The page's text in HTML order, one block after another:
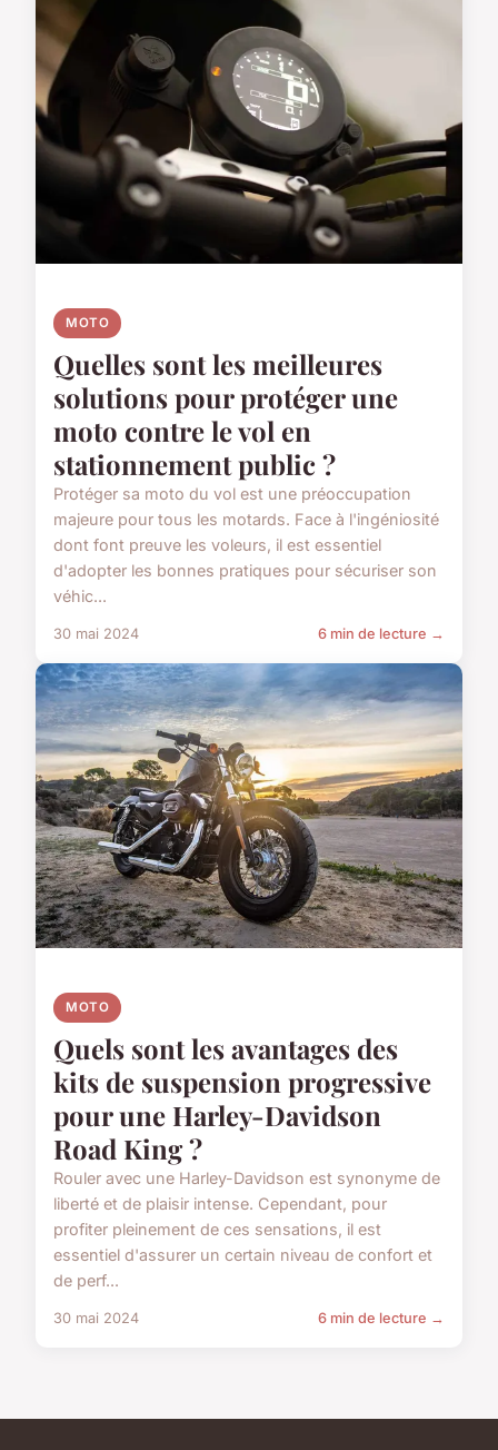
MOTO
Quelles sont les meilleures
solutions pour protéger une
moto contre le vol en
stationnement public ?
Protéger sa moto du vol est une préoccupation
majeure pour tous les motards. Face à l'ingéniosité
dont font preuve les voleurs, il est essentiel
d'adopter les bonnes pratiques pour sécuriser son
véhic...
30 mai 2024 6 min de lecture →
MOTO
Quels sont les avantages des
kits de suspension progressive
pour une Harley-Davidson
Road King ?
Rouler avec une Harley-Davidson est synonyme de
liberté et de plaisir intense. Cependant, pour
profiter pleinement de ces sensations, il est
essentiel d'assurer un certain niveau de confort et
de perf...
30 mai 2024 6 min de lecture →